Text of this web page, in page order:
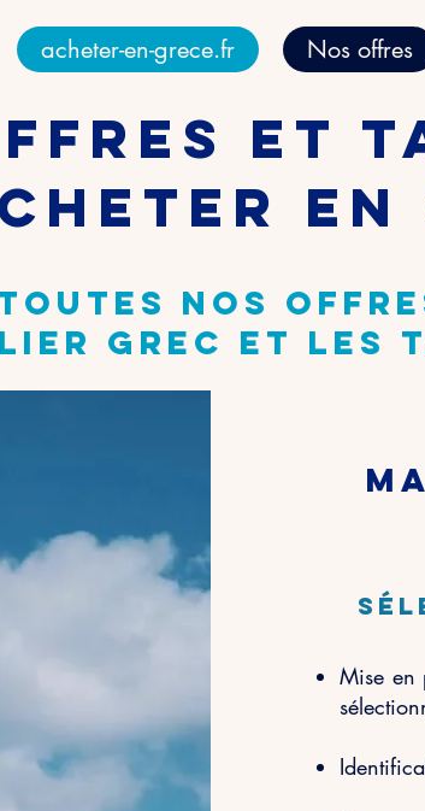
acheter-en-grece.fr Nos offres
et
en
toutes nos
grec et les
Mise en